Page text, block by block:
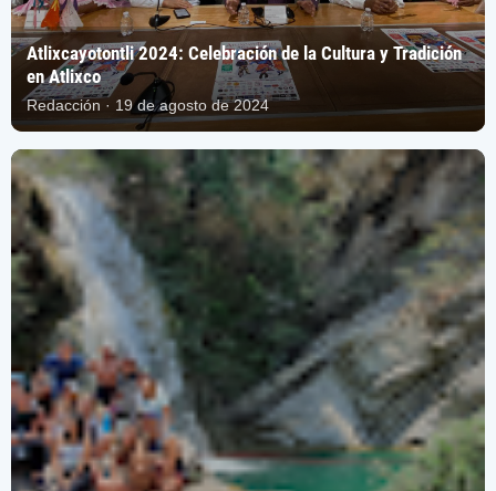
Atlixcayotontli 2024: Celebración de la Cultura y Tradición
en Atlixco
Redacción · 19 de agosto de 2024